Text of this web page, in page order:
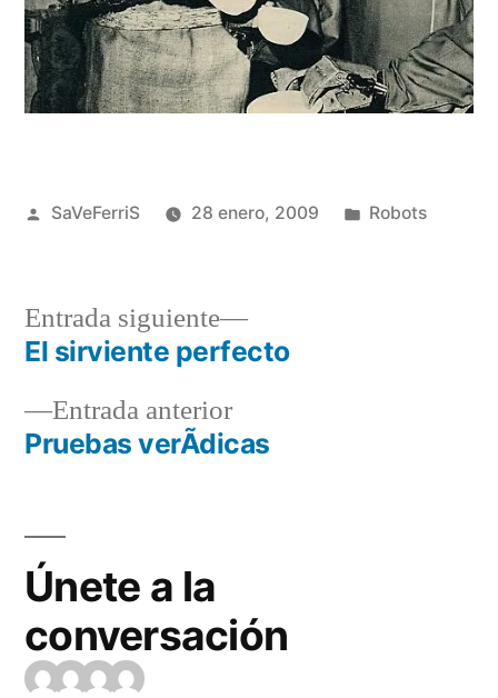
Publicado
SaVeFerriS 28 enero, 2009
Publicado
Robots
Navegación
deEntrada anteriorEntrada
anterior:
Pruebas verÃ­dicas
Entrada siguiente
Entrada
siguiente:
El sirviente perfecto
Únete a la
conversación